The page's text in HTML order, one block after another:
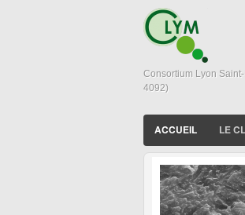
Consortium Lyon
4092)
ACCUEIL LE